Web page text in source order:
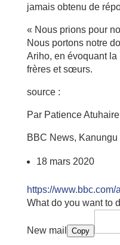
jamais obtenu de
« Nous prions pour
Nous portons notre
Ariho, en évoquant la
frères et sœurs.
source :
Par Patience Atuhaire
BBC News, Kanungu
18 mars 2020
https://
What do you want to
New mail Copy